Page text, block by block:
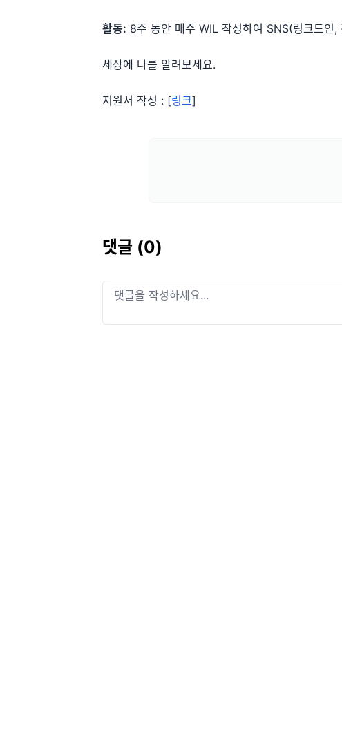
활동: 8주 동안 매주 WIL 작성하여 SNS(링크드인,
세상에 나를 알려보세요.
지원서 작성 : [링크]
댓글 (0)
댓글을 작성하세요...